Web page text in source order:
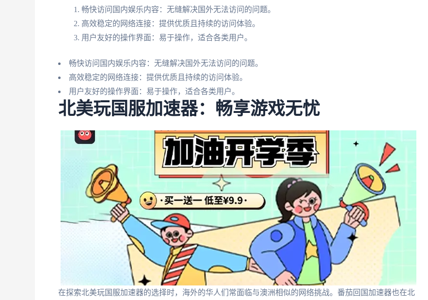
畅快访问国内娱乐内容：无缝解决国外无法访问的问题。
高效稳定的网络连接：提供优质且持续的访问体验。
用户友好的操作界面：易于操作，适合各类用户。
畅快访问国内娱乐内容：无缝解决国外无法访问的问题。
高效稳定的网络连接：提供优质且持续的访问体验。
用户友好的操作界面：易于操作，适合各类用户。
北美玩国服加速器：畅享游戏无忧
在探索北美玩国服加速器的选择时，海外的华人们常面临与澳洲相似的网络挑战。番茄回国加速器也在北